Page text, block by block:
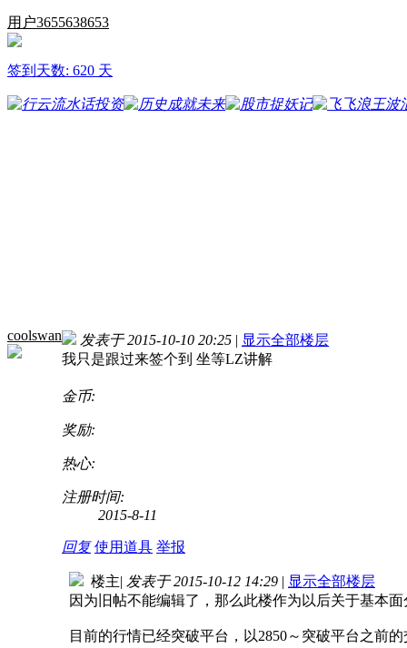
用户3655638653
签到天数: 620 天
coolswan 发表于 2015-10-10 20:25 | 显示全部楼层
我只是跟过来签个到 坐等LZ讲解
金币:
奖励:
热心:
注册时间:
2015-8-11
回复 使用道具 举报
楼主| 发表于 2015-10-12 14:29 | 显示全部楼层
因为旧帖不能编辑了，那么此楼作为以后关于基本
目前的行情已经突破平台，以2850～突破平台之前